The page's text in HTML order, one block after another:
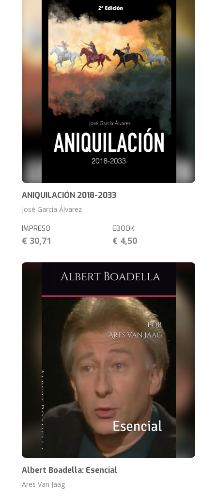
ANIQUILACIÓN 2018-2033
José García Álvarez
IMPRESO
€ 30,71
EBOOK
€ 4,50
Albert Boadella: Esencial
Ares Van Jaag